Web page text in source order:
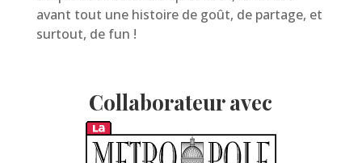
avant tout une histoire de goût, de partage, et
surtout, de fun !
Collaborateur avec